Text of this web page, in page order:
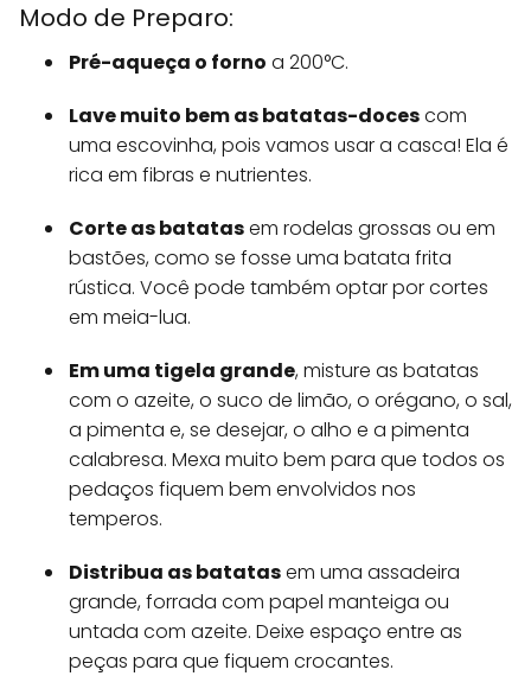
Modo de Preparo:
Pré-aqueça o forno a 200°C.
Lave muito bem as batatas-docescom
uma escovinha, pois vamos usar a casca! Ela é
rica em fibras e nutrientes.
Corte as batatasem rodelas grossas ou em
bastões, como se fosse uma batata frita
rústica. Você pode também optar por cortes
em meia-lua.
Em uma tigela grande, misture as batatas
com o azeite, o suco de limão, o orégano, o sal,
a pimenta e, se desejar, o alho e a pimenta
calabresa. Mexa muito bem para que todos os
pedaços fiquem bem envolvidos nos
temperos.
Distribua as batatasem uma assadeira
grande, forrada com papel manteiga ou
untada com azeite. Deixe espaço entre as
peças para que fiquem crocantes.